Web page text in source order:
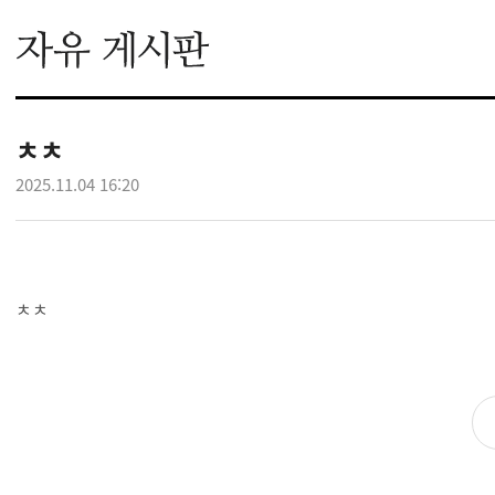
ㅊㅊ
2025.11.04 16:20
ㅊㅊ